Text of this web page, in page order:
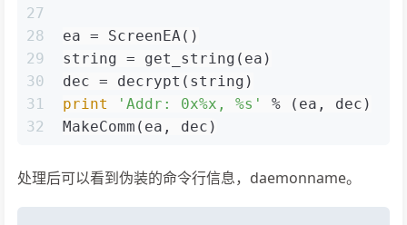
27
28
29
30
31
32
ea = ScreenEA()
string = get_string(ea)
dec = decrypt(string)
print
'Addr: 0x%x, %s'
% (ea, dec)
MakeComm(ea, dec)
处理后可以看到伪装的命令行信息，daemonname。